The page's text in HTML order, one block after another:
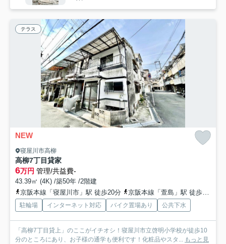
テラス
NEW
寝屋川市高柳
高柳7丁目貸家
6万円 管理/共益費-
43.39㎡ (4K) /築50年 /2階建
京阪本線「寝屋川市」駅 徒歩20分
京阪本線「萱島」駅 徒歩31分
駐輪場 インターネット対応 バイク置場あり 公共下水
「高柳7丁目貸上」のここがイチオシ！寝屋川市立啓明小学校が徒歩10
分のところにあり、お子様の通学も便利です！化粧品やスタ... もっと見